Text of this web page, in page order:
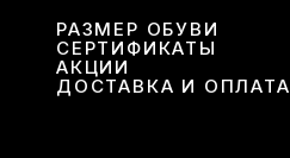
РАЗМЕР ОБУВИ
СЕРТИФИКАТЫ
АКЦИИ
ДОСТАВКА И ОПЛАТА